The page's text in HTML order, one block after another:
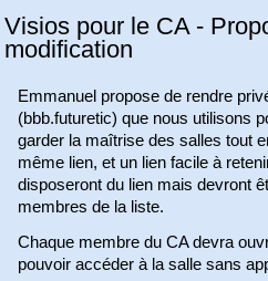
Visios pour le CA -
modification
Emmanuel propose de rendre
(bbb.futuretic) que nous utilisons
garder la maîtrise des salles tout
même lien, et un lien facile à
disposeront du lien mais devront
membres de la liste.
Chaque membre du CA devra
pouvoir accéder à la salle sans